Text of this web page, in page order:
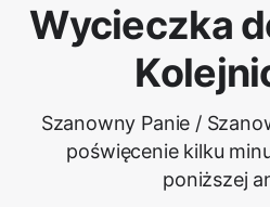
Wycieczka
Szanowny Panie /
poświęcenie kilku
poniższej